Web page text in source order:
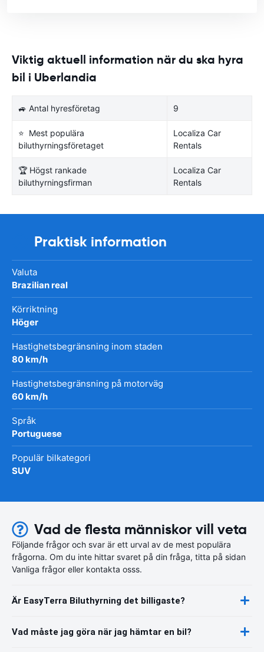
Viktig aktuell information när du ska hyra
bil i Uberlandia
🚙 Antal hyresföretag 9
⭐ Mest populära
biluthyrningsföretaget
Localiza Car
Rentals
🏆 Högst rankade
biluthyrningsfirman
Localiza Car
Rentals
Praktisk information
Valuta
Brazilian real
Körriktning
Höger
Hastighetsbegränsning inom staden
80 km/h
Hastighetsbegränsning på motorväg
60 km/h
Språk
Portuguese
Populär bilkategori
SUV
Vad de flesta människor vill veta
Följande frågor och svar är ett urval av de mest populära
frågorna. Om du inte hittar svaret på din fråga, titta på sidan
Vanliga frågor eller kontakta osss.
Är EasyTerra Biluthyrning det billigaste?
Vad måste jag göra när jag hämtar en bil?